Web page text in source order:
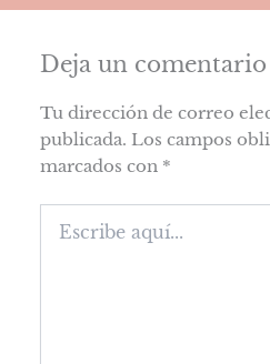
Deja un comentario
Tu dirección de correo
publicada. Los campos
marcados con *
aquí...